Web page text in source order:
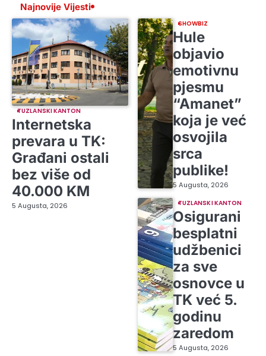
Najnovije Vijesti
TUZLANSKI KANTON
Internetska
prevara u TK:
Građani ostali
bez više od
40.000 KM
5 Augusta, 2026
SHOWBIZ
Hule
objavio
emotivnu
pjesmu
“Amanet”
koja je već
osvojila
srca
publike!
5 Augusta, 2026
TUZLANSKI KANTON
Osigurani
besplatni
udžbenici
za sve
osnovce u
TK već 5.
godinu
zaredom
5 Augusta, 2026